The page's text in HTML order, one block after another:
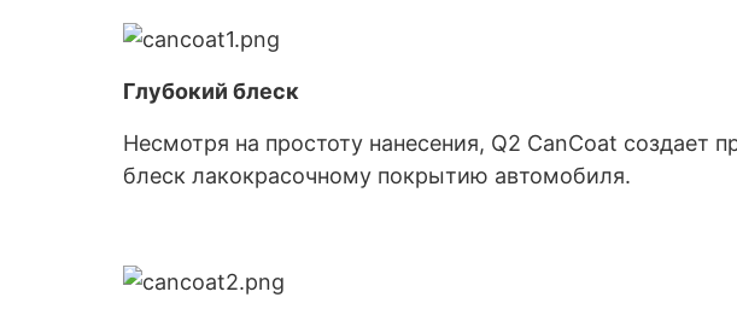
Глубокий блеск
Несмотря на простоту нанесения, Q2 CanCoat
блеск лакокрасочному покрытию автомобиля.‎